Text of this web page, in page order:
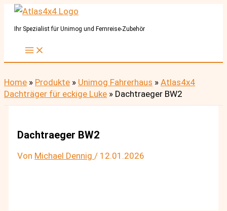
Zum
InhaltIhr Spezialist für Unimog und Fernreise-Zubehör
Home » Produkte » Unimog Fahrerhaus » Atlas4x4
Dachträger für eckige Luke » Dachtraeger BW2
Dachtraeger BW2
Von Michael Dennig/ 12.01.2026